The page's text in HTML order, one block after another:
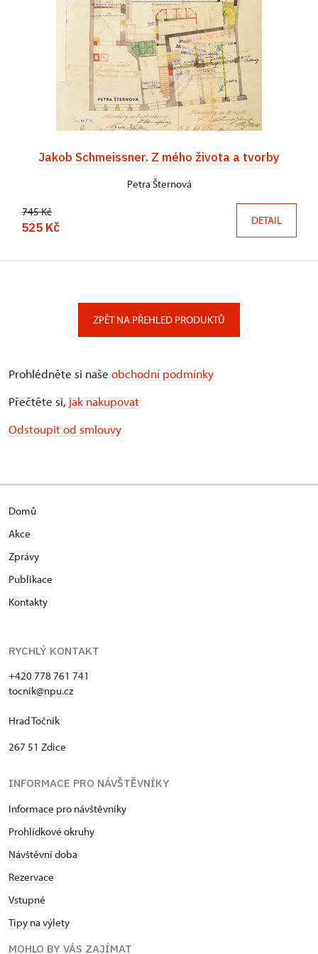
Jakob Schmeissner. Z mého života a tvorby
Petra Šternová
745 Kč
525 Kč DETAIL
ZPĚT NA PŘEHLED PRODUKTŮ
Prohlédněte si naše obchodní podmínky
Přečtěte si, jak nakupovat
Odstoupit od smlouvy
Domů
Akce
Zprávy
Publikace
Kontakty
RYCHLÝ KONTAKT
+420 778 761 741
tocnik@npu.cz
Hrad Točník
267 51 Zdice
INFORMACE PRO NÁVŠTĚVNÍKY
Informace pro návštěvníky
Prohlídkové okruhy
Návštěvní doba
Rezervace
Vstupné
Tipy na výlety
MOHLO BY VÁS ZAJÍMAT